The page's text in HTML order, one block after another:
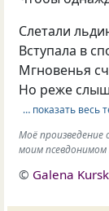
Слетали
Вступала в
Мгновенья
Но реже
… показать весь
Моё
моим псевдонимом
© Galena